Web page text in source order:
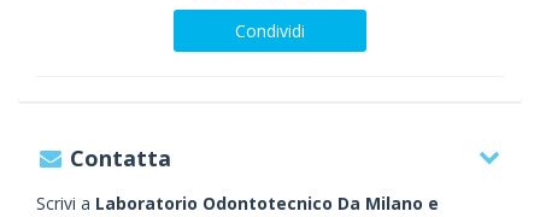
Condividi
Contatta
Scrivi a Laboratorio Odontotecnico Da Milano e